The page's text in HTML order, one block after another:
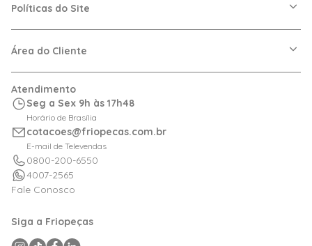
Nossas Lojas
Dúvidas Frequentes
Políticas do Site
Política de Privacidade
Logística
Área do Cliente
Meus Pedidos
Calculadora de BTUs
Portal de Boletos
Orçamentos
Atendimento
Seg a Sex 9h às 17h48
Horário de Brasília
cotacoes@friopecas.com.br
E-mail de Televendas
0800-200-6550
4007-2565
Fale Conosco
Siga a Friopeças